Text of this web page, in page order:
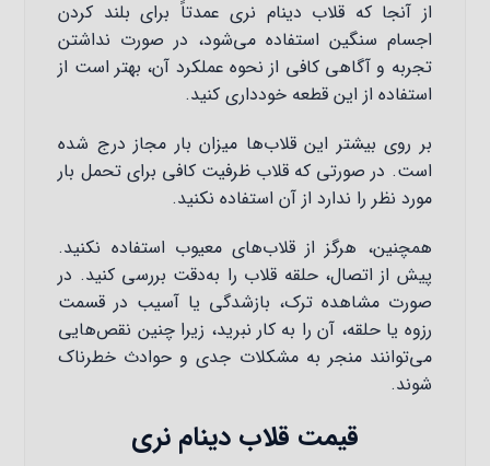
از آنجا که قلاب دینام نری عمدتاً برای بلند کردن
اجسام سنگین استفاده می‌شود، در صورت نداشتن
تجربه و آگاهی کافی از نحوه عملکرد آن، بهتر است از
استفاده از این قطعه خودداری کنید.
بر روی بیشتر این قلاب‌ها میزان بار مجاز درج شده
است. در صورتی که قلاب ظرفیت کافی برای تحمل بار
مورد نظر را ندارد از آن استفاده نکنید.
همچنین، هرگز از قلاب‌های معیوب استفاده نکنید.
پیش از اتصال، حلقه قلاب را به‌دقت بررسی کنید. در
صورت مشاهده ترک، بازشدگی یا آسیب در قسمت
رزوه یا حلقه، آن را به کار نبرید، زیرا چنین نقص‌هایی
می‌توانند منجر به مشکلات جدی و حوادث خطرناک
شوند.
قیمت قلاب دینام نری